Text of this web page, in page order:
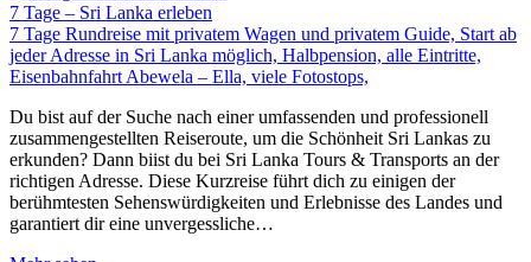
7 Tage – Sri Lanka erleben
7 Tage Rundreise mit privatem Wagen und privatem Guide, Start ab
jeder Adresse in Sri Lanka möglich, Halbpension, alle Eintritte,
Eisenbahnfahrt Abewela – Ella, viele Fotostops,
Du bist auf der Suche nach einer umfassenden und professionell
zusammengestellten Reiseroute, um die Schönheit Sri Lankas zu
erkunden? Dann biist du bei Sri Lanka Tours & Transports an der
richtigen Adresse. Diese Kurzreise führt dich zu einigen der
berühmtesten Sehenswürdigkeiten und Erlebnisse des Landes und
garantiert dir eine unvergessliche…